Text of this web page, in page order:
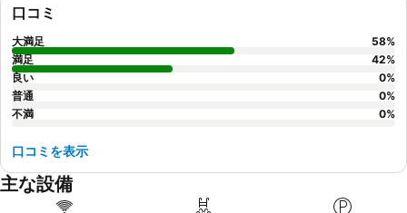
口コミ
大満足 58%
満足
42%
良い
0%
普通
0%
不満
0%
口コミを表示
主な設備